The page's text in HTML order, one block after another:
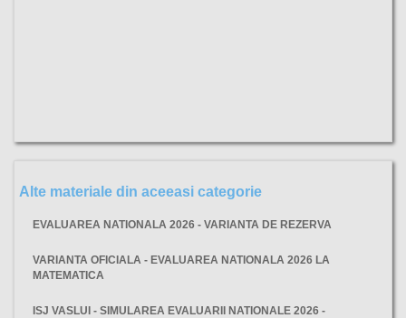
Alte materiale din aceeasi categorie
EVALUAREA NATIONALA 2026 - VARIANTA DE REZERVA
VARIANTA OFICIALA - EVALUAREA NATIONALA 2026 LA
MATEMATICA
ISJ VASLUI - SIMULAREA EVALUARII NATIONALE 2026 -